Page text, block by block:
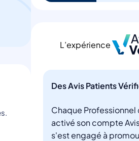
L’expérience
Des Avis Patients
Chaque Professionnel
activé son compte
s'est engagé à